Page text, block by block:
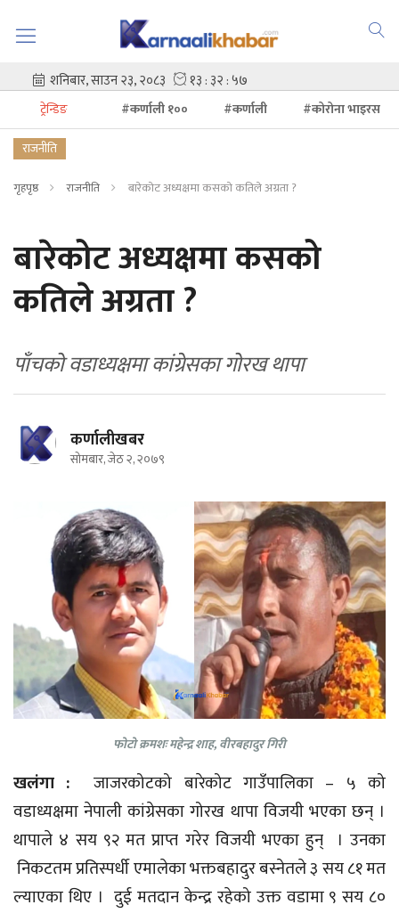
ट्रेन्डिङ #कर्णाली १०० #कर्णाली
#कोरोना भाइरस
राजनीति
गृहपृष्ठ राजनीति बारेकोट अध्यक्षमा कसको कतिले अग्रता ?
बारेकोट अध्यक्षमा कसको
कतिले अग्रता ?
पाँचको वडाध्यक्षमा कांग्रेसका गोरख थापा
कर्णालीखबर
सोमबार, जेठ २, २०७९
फोटो क्रमशः महेन्द्र शाह, वीरबहादुर गिरी
खलंगा : जाजरकोटको बारेकोट गाउँपालिका – ५ को
वडाध्यक्षमा नेपाली कांग्रेसका गोरख थापा विजयी भएका छन् ।
थापाले ४ सय ९२ मत प्राप्त गरेर विजयी भएका हुन् । उनका
निकटतम प्रतिस्पर्धी एमालेका भक्तबहादुर बस्नेतले ३ सय ८१ मत
ल्याएका थिए । दुई मतदान केन्द्र रहेको उक्त वडामा ९ सय ८०